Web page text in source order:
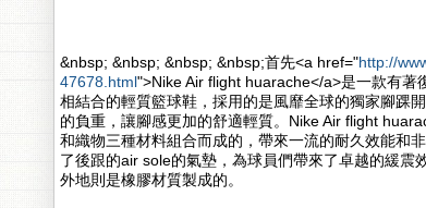
&nbsp; &nbsp; &nbsp; &nbsp;首先<a href="http://
47678.html">Nike Air flight huarache</a>是一款有著
相結合的輕質籃球鞋，採用的是風靡全球的獨家腳踝
的負重，讓腳感更加的舒適輕質。Nike Air flight
和織物三種材料組合而成的，帶來一流的耐久效能和
了後跟的air sole的氣墊，為球員們帶來了卓越的緩震
外地則是橡膠材質製成的。